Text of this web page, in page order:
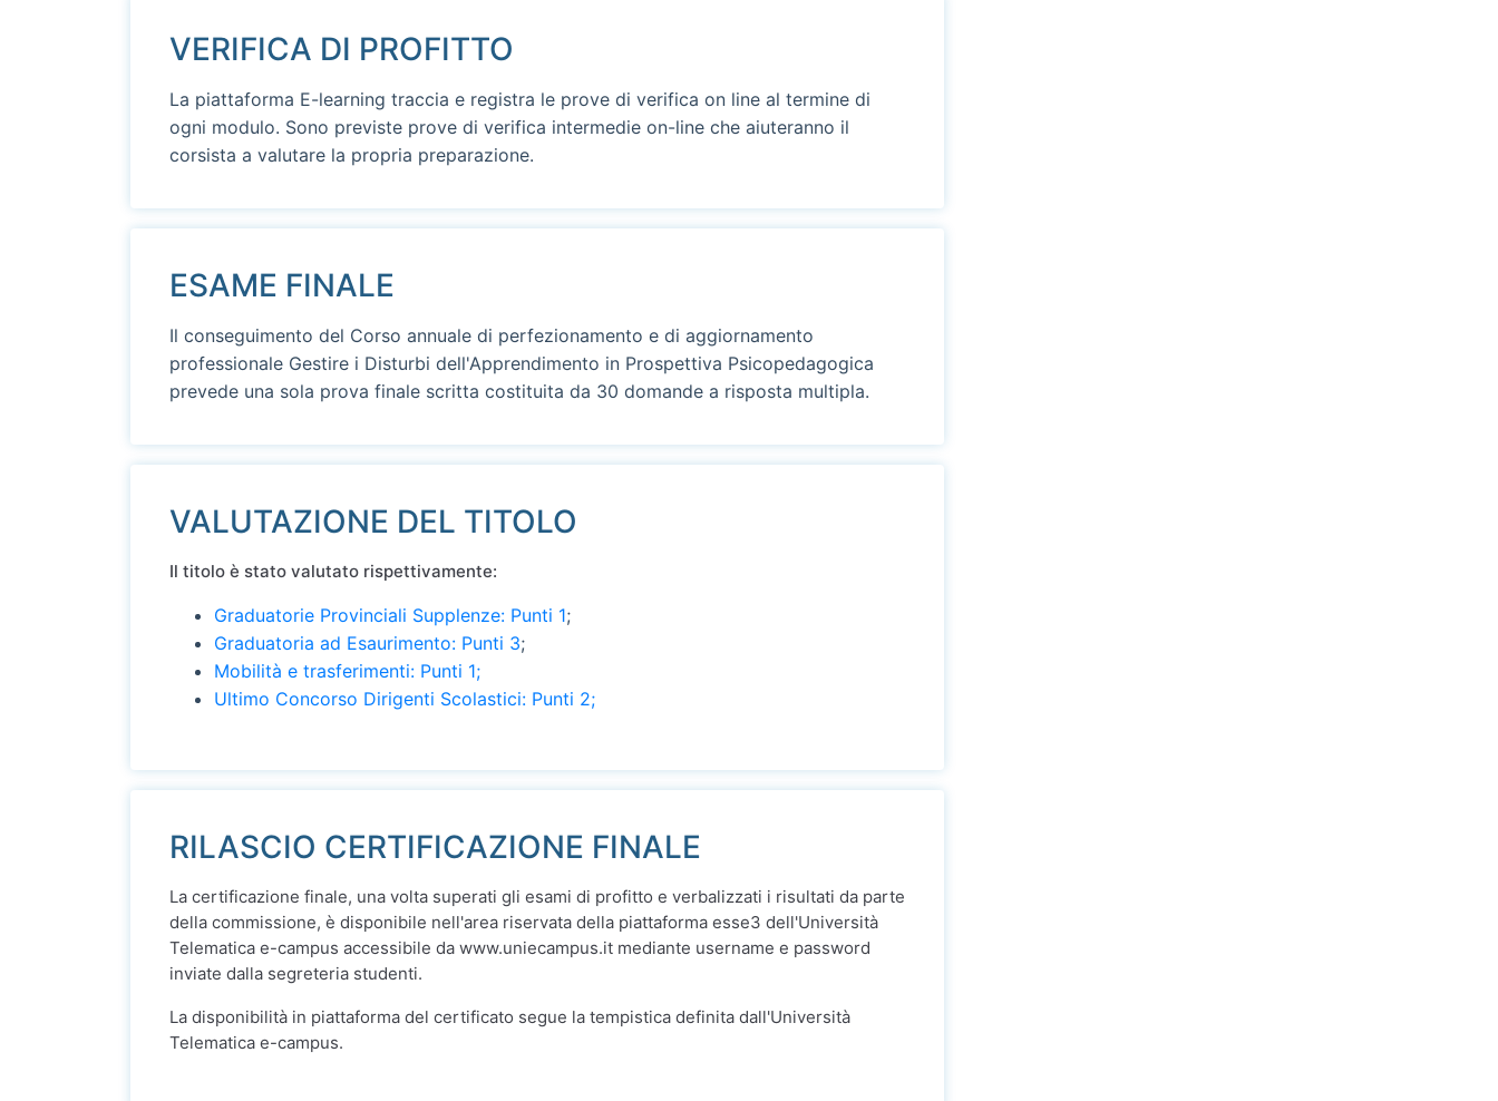
VERIFICA DI PROFITTO
La piattaforma E-learning traccia e registra le prove di verifica on line al termine di
ogni modulo. Sono previste prove di verifica intermedie on-line che aiuteranno il
corsista a valutare la propria preparazione.
ESAME FINALE
Il conseguimento del Corso annuale di perfezionamento e di aggiornamento
professionale Gestire i Disturbi dell'Apprendimento in Prospettiva Psicopedagogica
prevede una sola prova finale scritta costituita da 30 domande a risposta multipla.
VALUTAZIONE DEL TITOLO
Il titolo è stato valutato rispettivamente:
Graduatorie Provinciali Supplenze: Punti 1;
Graduatoria ad Esaurimento: Punti 3;
Mobilità e trasferimenti: Punti 1;
Ultimo Concorso Dirigenti Scolastici: Punti 2;
RILASCIO CERTIFICAZIONE FINALE
La certificazione finale, una volta superati gli esami di profitto e verbalizzati i risultati da parte
della commissione, è disponibile nell'area riservata della piattaforma esse3 dell'Università
Telematica e-campus accessibile da www.uniecampus.it mediante username e password
inviate dalla segreteria studenti.
La disponibilità in piattaforma del certificato segue la tempistica definita dall'Università
Telematica e-campus.